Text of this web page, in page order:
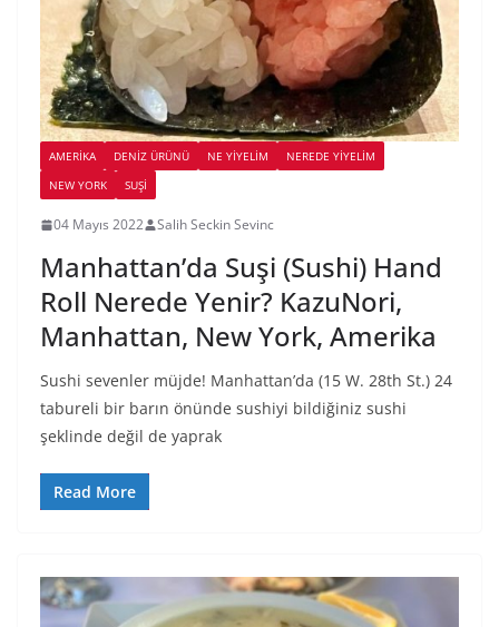
AMERIKA DENIZ ÜRÜNÜ NE YİYELİM
NEREDE YİYELİM
NEW YORK
SUŞI
04 Mayıs 2022 Salih Seckin Sevinc
Manhattan’da Suşi (Sushi) Hand
Roll Nerede Yenir? KazuNori,
Manhattan, New York, Amerika
Sushi sevenler müjde! Manhattan’da (15 W. 28th St.) 24
tabureli bir barın önünde sushiyi bildiğiniz sushi
şeklinde değil de yaprak
Read More